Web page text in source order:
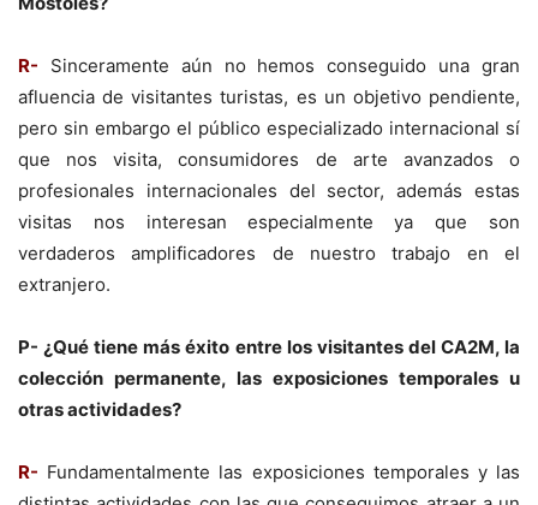
R- Sinceramente aún no hemos conseguido una gran
afluencia de visitantes turistas, es un objetivo pendiente,
pero sin embargo el público especializado internacional sí
que nos visita, consumidores de arte avanzados o
profesionales internacionales del sector, además estas
visitas nos interesan especialmente ya que son
verdaderos amplificadores de nuestro trabajo en el
extranjero.
P- ¿Qué tiene más éxito entre los visitantes del CA2M, la
colección permanente, las exposiciones temporales u
otras actividades?
R- Fundamentalmente las exposiciones temporales y las